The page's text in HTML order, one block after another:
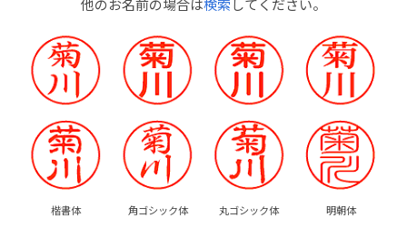
他のお名前の場合は検索してください。
楷書体 角ゴシック体 丸ゴシック体 明朝体